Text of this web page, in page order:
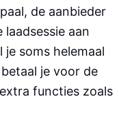
de aanbieder
aan
soms helemaal
je voor de
functies zoals